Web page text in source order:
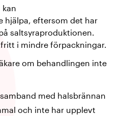
kan
hjälpa, eftersom det har
saltsyraproduktionen.
i mindre förpackningar.
om behandlingen inte
med halsbrännan
och inte har upplevt